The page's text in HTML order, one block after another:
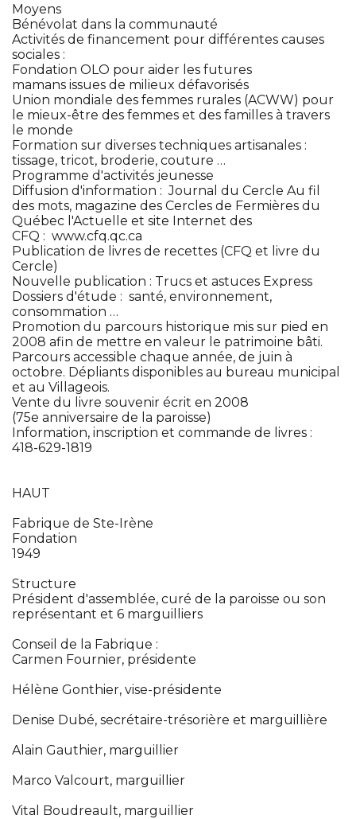
Moyens
Bénévolat dans la communauté
Activités de financement pour différentes causes
sociales :
Fondation OLO pour aider les futures
mamans issues de milieux défavorisés
Union mondiale des femmes rurales (ACWW) pour
le mieux-être des femmes et des familles à travers
le monde
Formation sur diverses techniques artisanales :
tissage, tricot, broderie, couture …
Programme d'activités jeunesse
Diffusion d'information : Journal du Cercle Au fil
des mots, magazine des Cercles de Fermières du
Québec l'Actuelle et site Internet des
CFQ : www.cfq.qc.ca
Publication de livres de recettes (CFQ et livre du
Cercle)
Nouvelle publication : Trucs et astuces Express
Dossiers d'étude : santé, environnement,
consommation …
Promotion du parcours historique mis sur pied en
2008 afin de mettre en valeur le patrimoine bâti.
Parcours accessible chaque année, de juin à
octobre. Dépliants disponibles au bureau municipal
et au Villageois.
Vente du livre souvenir écrit en 2008
(75e anniversaire de la paroisse)
Information, inscription et commande de livres :
418-629-1819
HAUT
Fabrique de Ste-Irène
Fondation
1949
Structure
Président d'assemblée, curé de la paroisse ou son
représentant et 6 marguilliers
Conseil de la Fabrique :
Carmen Fournier, présidente
Hélène Gonthier, vise-présidente
Denise Dubé, secrétaire-trésorière et marguillière
Alain Gauthier, marguillier
Marco Valcourt, marguillier
Vital Boudreault, marguillier